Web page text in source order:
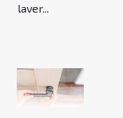
laver...